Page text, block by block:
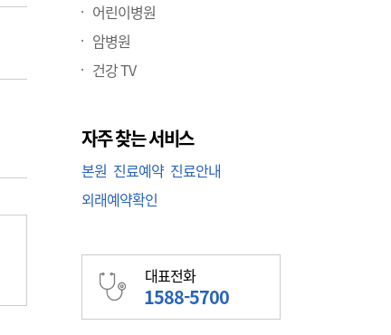
어린이병원
암병원
건강 TV
자주 찾는 서비스
본원 진료예약 진료안내
외래예약확인
대표전화
1588-5700